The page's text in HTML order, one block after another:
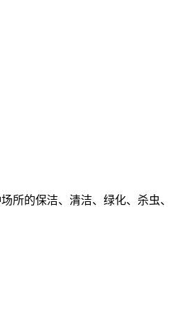
所的保洁、清洁、绿化、杀虫、